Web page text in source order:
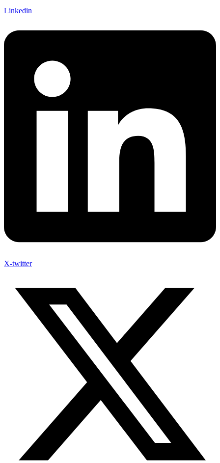
Linkedin
X-twitter